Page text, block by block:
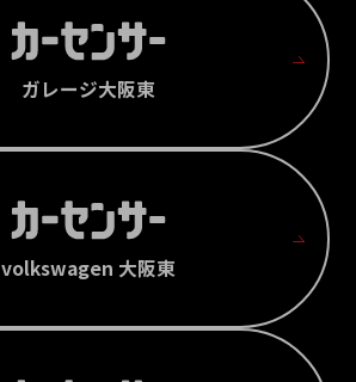
ガレージ大阪東
volkswagen 大阪東